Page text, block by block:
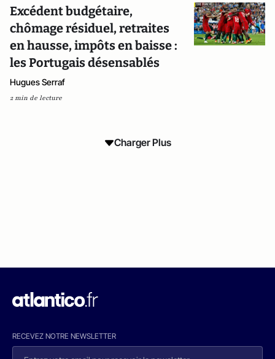
Excédent budgétaire,
chômage résiduel, retraites
en hausse, impôts en baisse :
les Portugais désensablés
Hugues Serraf
2 min de lecture
Charger Plus
RECEVEZ NOTRE NEWSLETTER